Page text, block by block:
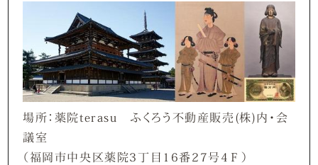
場所：薬院terasu ふくろう不動産販売(株)内・ 会
議室
（福岡市中央区薬院3丁目16番27号4Ｆ）